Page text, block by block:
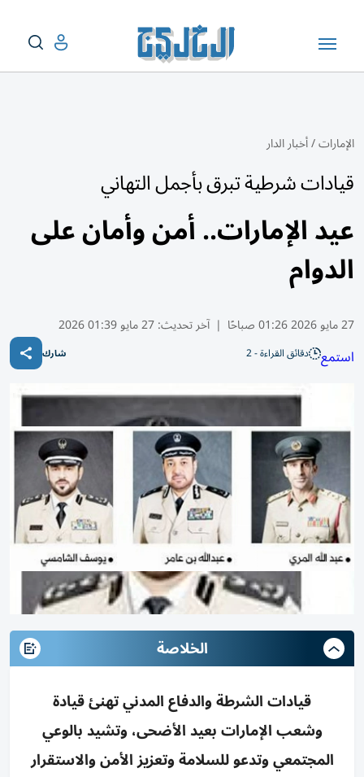
الإمارات/أخبار الدار
قيادات شرطية تبرق بأجمل التهاني
عيد الإمارات.. أمن وأمان على
الدوام
27 مايو 2026 01:26 صباحًا | آخر تحديث:27 مايو 01:39 2026
استمع دقائق القراءة - 2 شارك
الخلاصة
قيادات الشرطة والدفاع المدني تهنئ قيادة
وشعب الإمارات بعيد الأضحى، وتشيد بالوعي
المجتمعي وتدعو للسلامة وتعزيز الأمن والاستقرار